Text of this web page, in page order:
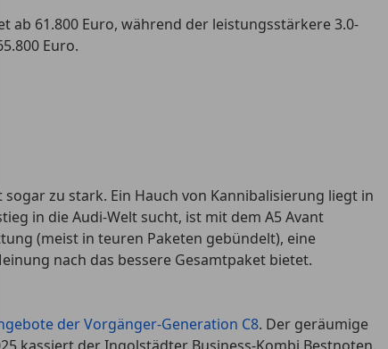
ab 61.800 Euro, während der leistungsstärkere 3.0-
Euro.
zu stark. Ein Hauch von Kannibalisierung liegt in
in die Audi-Welt sucht, ist mit dem A5 Avant
(meist in teuren Paketen gebündelt), eine
nach das bessere Gesamtpaket bietet.
der Vorgänger-Generation C8. Der geräumige